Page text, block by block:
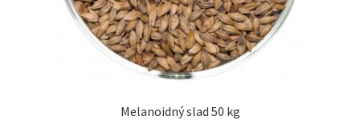
Melanoidný slad 50 kg